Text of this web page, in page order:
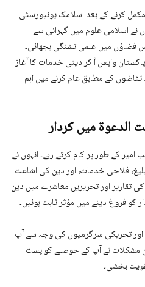
کرنے کے بعد اسلامک یونیورسٹی
نے اسلامی علوم میں گہرائی سے
فضاؤں میں علمی تشنگی بجھائی۔
واپس آ کر دینی خدمات کا آغاز
کے مطابق عام کرنے میں اہم
الدعوۃ میں کردار
کے طور پر کام کرتے رہے۔ انہوں نے
فلاحی خدمات، اور دین کی اشاعت
تقاریر اور تحریریں معاشرے میں دین
کو فروغ دینے میں مؤثر ثابت ہوئیں۔
تحریکی سرگرمیوں کی وجہ سے آپ
ان مشکلات نے آپ کے حوصلے کو پست
بخشی۔